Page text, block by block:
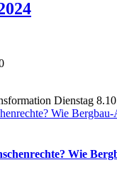
Wie
Wie